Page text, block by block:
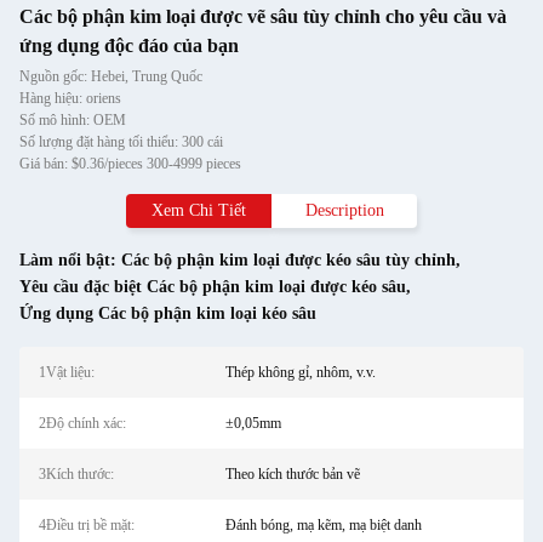
Các bộ phận kim loại được vẽ sâu tùy chỉnh cho yêu cầu và
ứng dụng độc đáo của bạn
Nguồn gốc: Hebei, Trung Quốc
Hàng hiệu: oriens
Số mô hình: OEM
Số lượng đặt hàng tối thiểu: 300 cái
Giá bán: $0.36/pieces 300-4999 pieces
Xem Chi Tiết Description
Làm nổi bật: Các bộ phận kim loại được kéo sâu tùy chỉnh,
Yêu cầu đặc biệt Các bộ phận kim loại được kéo sâu,
Ứng dụng Các bộ phận kim loại kéo sâu
1Vật liệu: Thép không gỉ, nhôm, v.v.
2Độ chính xác: ±0,05mm
3Kích thước: Theo kích thước bản vẽ
4Điều trị bề mặt: Đánh bóng, mạ kẽm, mạ biệt danh